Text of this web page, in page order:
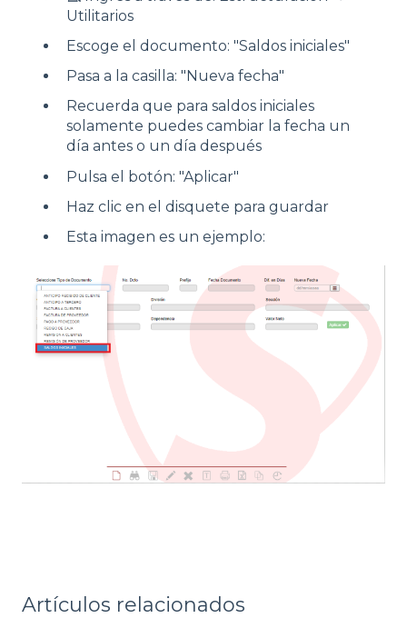
Utilitarios
Escoge el documento: "Saldos iniciales"
Pasa a la casilla: "Nueva fecha"
Recuerda que para saldos iniciales
solamente puedes cambiar la fecha un
día antes o un día después
Pulsa el botón: "Aplicar"
Haz clic en el disquete para guardar
Esta imagen es un ejemplo:
Artículos relacionados